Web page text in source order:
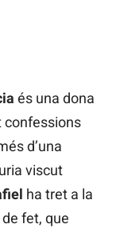
és una dona
confessions
d’una
viscut
ha tret a la
fet, que